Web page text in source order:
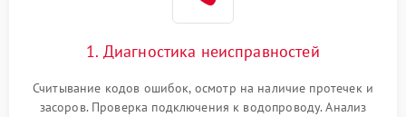
Проблемы с1. Диагностика неисправностей
Считывание кодов ошибок, осмотр на наличие протечек и
засоров. Проверка подключения к водопроводу. Анализ